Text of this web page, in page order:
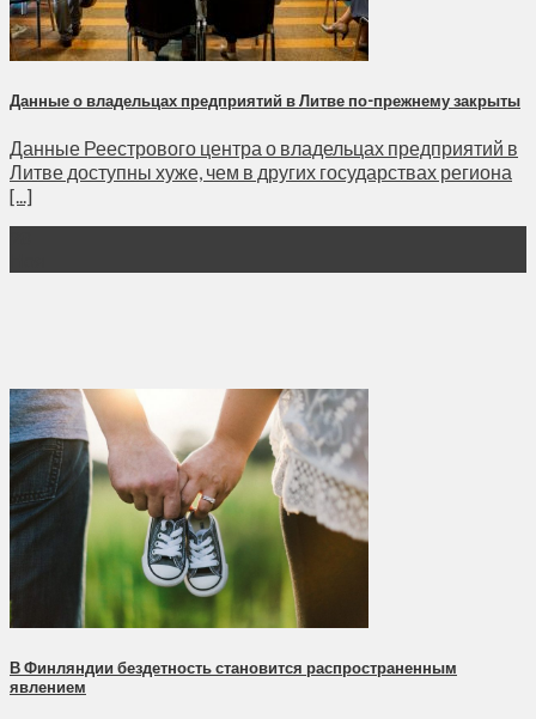
Данные о владельцах предприятий в Литве по-прежнему закрыты
Данные Реестрового центра о владельцах предприятий в
Литве доступны хуже, чем в других государствах региона
[...]
В Финляндии бездетность становится распространенным
явлением